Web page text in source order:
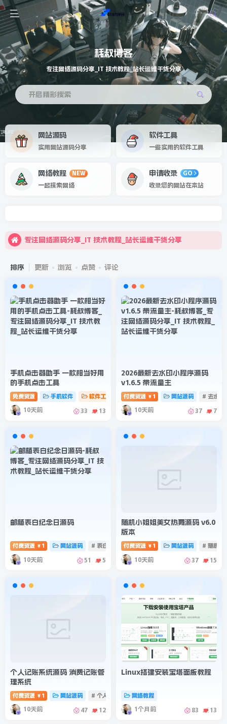
耗叔博客
专注网络源码分享_IT 技术教程_站长运维干货分享
开启精彩搜索
网站源码
实用网站源码分享
软件工具
一些实用的软件工具
网络教程 NEW
一起探索网络
申请收录 GO
收录您的网站在本站
专注网络源码分享_IT 技术教程_站长运维干货分享
排序
更新 浏览 点赞 评论
手机点击器助手 一款相当好用
的手机点击工具
免费资源 手机软件 软件工具 # 点击器助手 # 手机点击 # 点击工具
10天前 33 13
2026最新去水印小程序源码
v1.6.5 带流量主
付费资源 ￥ 1 网站源码 # 去水印
10天前 37 7
邮箱表白纪念日源码
付费资源 ￥ 1 网站源码 # 表白纪念日 # 表白源码
10天前 51 5
随机小姐姐美女热舞源码 v6.0
版本
付费资源 ￥ 1 网站源码 # 随机跳
10天前 37 15
个人记账系统源码 消费记账管
理系统
付费资源 ￥ 1 网站源码 # 个人记账 # 记账系统
10天前 47 12
Linux搭建安装宝塔面板教程
网络教程
1个月前 83 13